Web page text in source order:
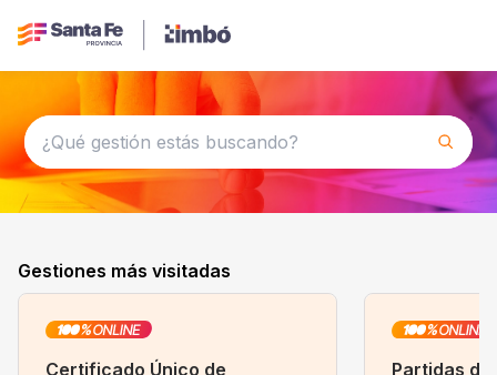
Gestiones más visitadas
Certificado Único de
Partidas